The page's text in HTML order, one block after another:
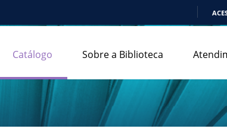
Catálogo Sobre a Biblioteca